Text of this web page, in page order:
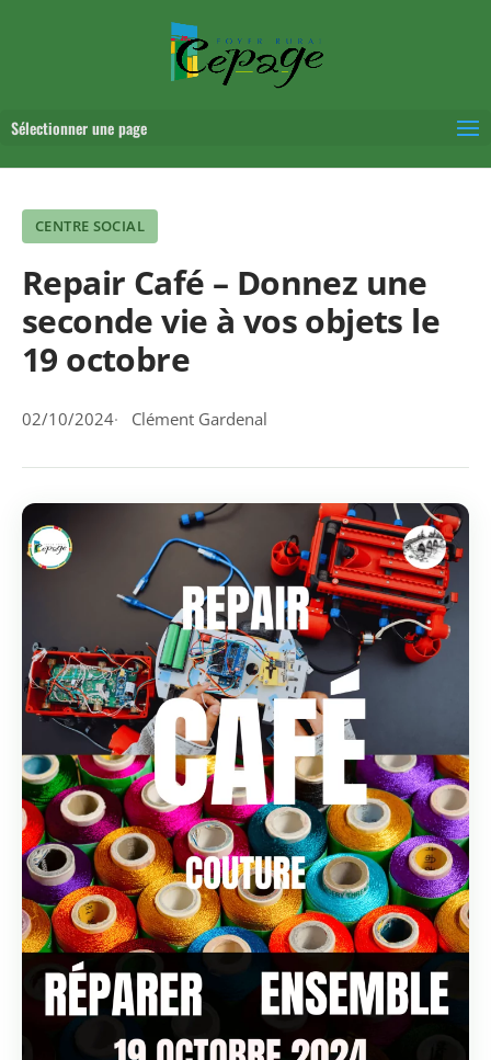
Sélectionner une page
CENTRE SOCIAL
Repair Café – Donnez une
seconde vie à vos objets le
19 octobre
02/10/2024 Clément Gardenal